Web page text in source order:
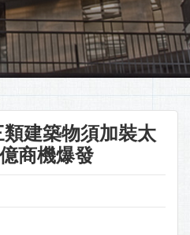
建築物須加裝太
商機爆發